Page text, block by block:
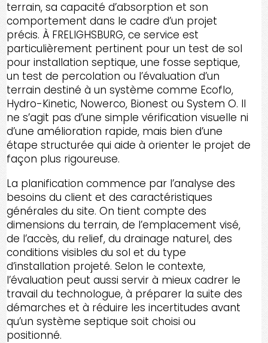
terrain, sa capacité d’absorption et son
comportement dans le cadre d’un projet
précis. À FRELIGHSBURG, ce service est
particulièrement pertinent pour un test de sol
pour installation septique, une fosse septique,
un test de percolation ou l’évaluation d’un
terrain destiné à un système comme Ecoflo,
Hydro-Kinetic, Nowerco, Bionest ou System O. Il
ne s’agit pas d’une simple vérification visuelle ni
d’une amélioration rapide, mais bien d’une
étape structurée qui aide à orienter le projet de
façon plus rigoureuse.
La planification commence par l’analyse des
besoins du client et des caractéristiques
générales du site. On tient compte des
dimensions du terrain, de l’emplacement visé,
de l’accès, du relief, du drainage naturel, des
conditions visibles du sol et du type
d’installation projeté. Selon le contexte,
l’évaluation peut aussi servir à mieux cadrer le
travail du technologue, à préparer la suite des
démarches et à réduire les incertitudes avant
qu’un système septique soit choisi ou
positionné.